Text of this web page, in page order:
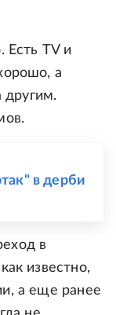
Есть TV и
а
другим.
в дерби
в
известно,
а еще ранее